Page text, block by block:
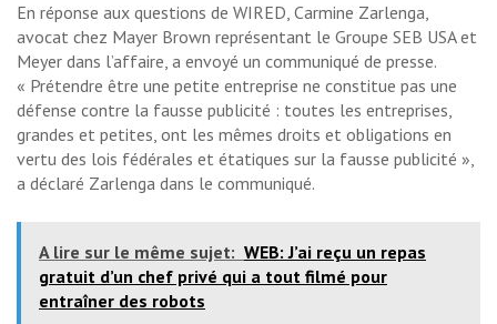
En réponse aux questions de WIRED, Carmine Zarlenga,
avocat chez Mayer Brown représentant le Groupe SEB USA et
Meyer dans l’affaire, a envoyé un communiqué de presse.
« Prétendre être une petite entreprise ne constitue pas une
défense contre la fausse publicité : toutes les entreprises,
grandes et petites, ont les mêmes droits et obligations en
vertu des lois fédérales et étatiques sur la fausse publicité »,
a déclaré Zarlenga dans le communiqué.
A lire sur le même sujet: WEB: J’ai reçu un repas
gratuit d’un chef privé qui a tout filmé pour
entraîner des robots